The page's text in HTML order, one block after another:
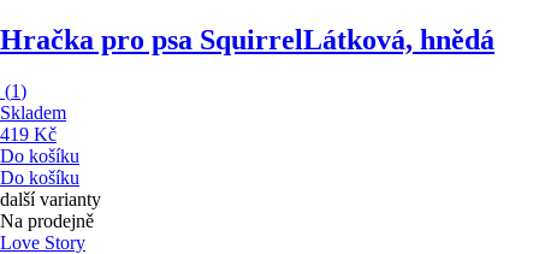
Hračka pro psa SquirrelLátková, hnědá
(1)
Skladem
419 Kč
Do košíku
Do košíku
další varianty
Na prodejně
Love Story